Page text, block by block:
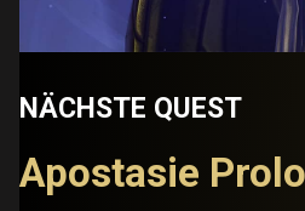
NÄCHSTE QUEST
Apostasie